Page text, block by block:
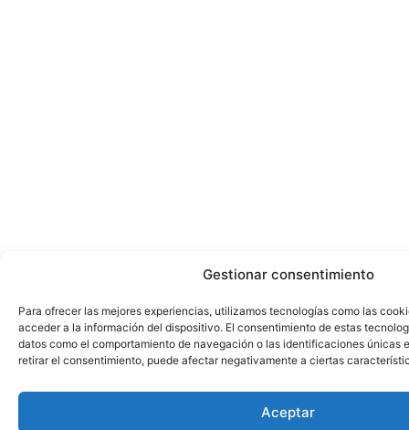
Gestionar consentimiento
Para ofrecer las mejores experiencias, utilizamos tecnologías como las
acceder a la información del dispositivo. El consentimiento de estas
datos como el comportamiento de navegación o las identificaciones únicas
retirar el consentimiento, puede afectar negativamente a ciertas
Aceptar